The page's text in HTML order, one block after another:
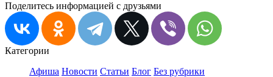
Поделитесь информацией с друзьями
Категории
Афиша Новости Статьи Блог Без рубрики